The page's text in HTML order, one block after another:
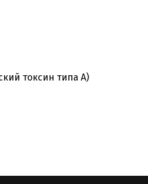
токсин типа А)